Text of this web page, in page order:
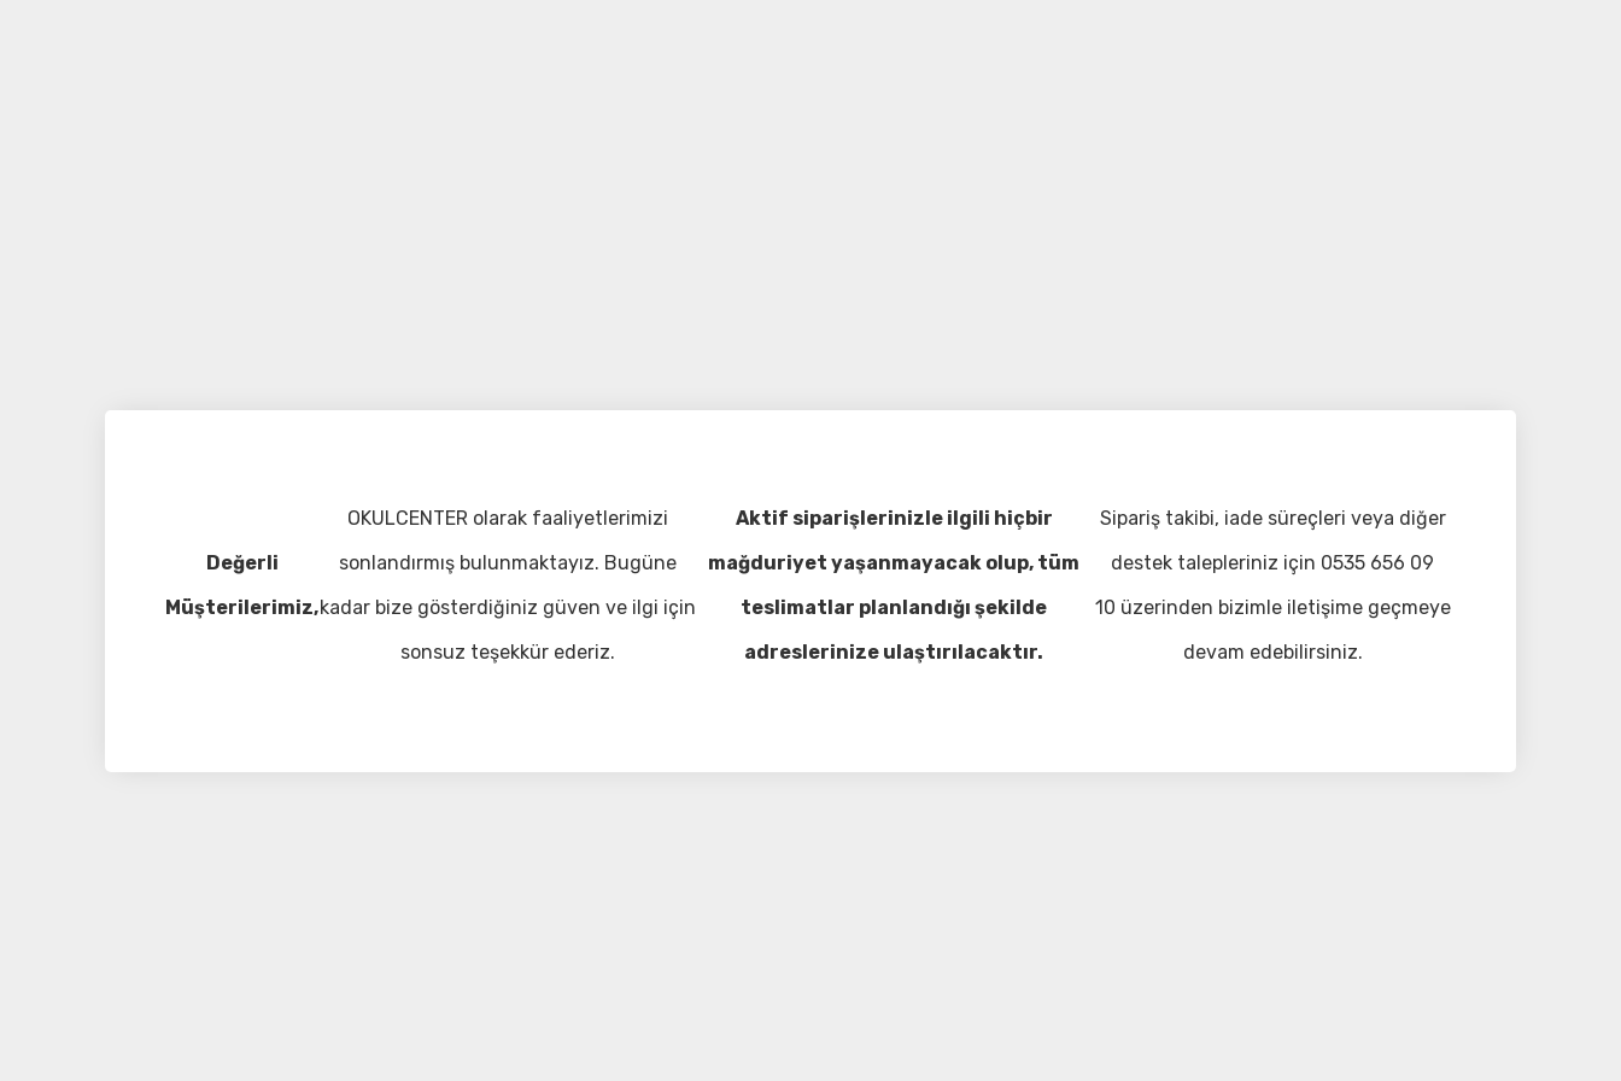
Değerli
Müşterilerimiz,
OKULCENTER olarak faaliyetlerimizi
sonlandırmış bulunmaktayız. Bugüne
kadar bize gösterdiğiniz güven ve ilgi için
sonsuz teşekkür ederiz.
Aktif siparişlerinizle ilgili hiçbir
mağduriyet yaşanmayacak olup, tüm
teslimatlar planlandığı şekilde
adreslerinize ulaştırılacaktır.
Sipariş takibi, iade süreçleri veya diğer
destek talepleriniz için 0535 656 09
10 üzerinden bizimle iletişime geçmeye
devam edebilirsiniz.